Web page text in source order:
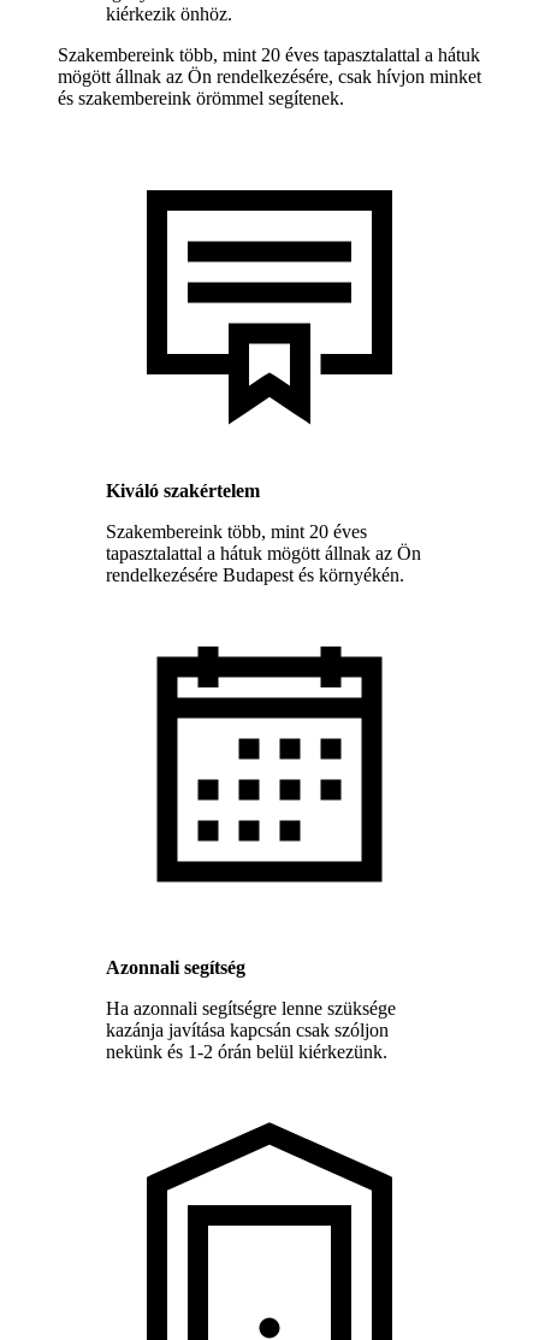
kiérkezik önhöz.
Szakembereink több, mint 20 éves tapasztalattal a hátuk
mögött állnak az Ön rendelkezésére, csak hívjon minket
és szakembereink örömmel segítenek.
Kiváló szakértelem
Szakembereink több, mint 20 éves
tapasztalattal a hátuk mögött állnak az Ön
rendelkezésére Budapest és környékén.
Azonnali segítség
Ha azonnali segítségre lenne szüksége
kazánja javítása kapcsán csak szóljon
nekünk és 1-2 órán belül kiérkezünk.